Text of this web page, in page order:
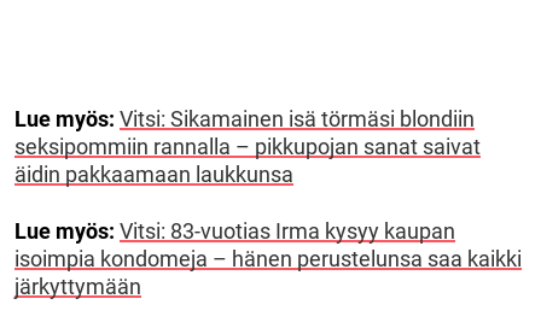
Lue myös: Vitsi: Sikamainen isä törmäsi blondiin
seksipommiin rannalla – pikkupojan sanat saivat
äidin pakkaamaan laukkunsa
Lue myös: Vitsi: 83-vuotias Irma kysyy kaupan
isoimpia kondomeja – hänen perustelunsa saa kaikki
järkyttymään